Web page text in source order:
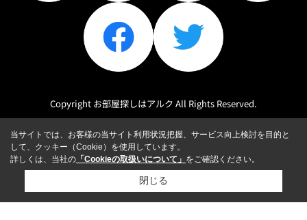
Copyright お部屋探しはアルク All Rights Reserved.
当サイトでは、お客様の当サイト利用状況把握、サービス向上検討を目的と
して、クッキー（Cookie）を使用しています。
詳しくは、当社の 「Cookieの取扱いについて」 をご確認ください。
閉じる